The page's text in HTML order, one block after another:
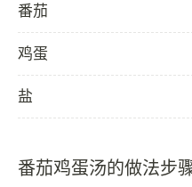
番茄
鸡蛋
盐
番茄鸡蛋汤的做法步